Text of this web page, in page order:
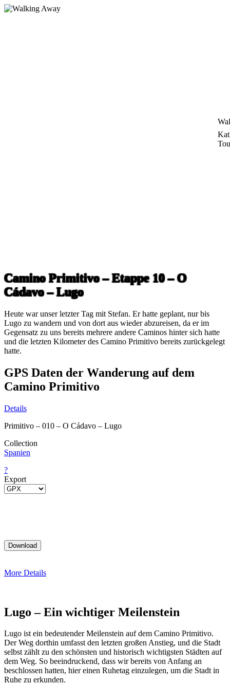
Zum
Camino Primitivo – Etappe 10 – O
Cádavo – Lugo
Heute war unser letzter Tag mit Stefan. Er hatte geplant, nur bis
Lugo zu wandern und von dort aus wieder abzureisen, da er im
Gegensatz zu uns bereits mehrere andere Caminos hinter sich hatte
und die letzten Kilometer des Camino Primitivo bereits zurückgelegt
hatte.
GPS Daten der Wanderung auf dem
Camino Primitivo
Details
Primitivo – 010 – O Cádavo – Lugo
Collection
Spanien
?
Export
More Details
Lugo – Ein wichtiger Meilenstein
Lugo ist ein bedeutender Meilenstein auf dem Camino Primitivo.
Der Weg dorthin umfasst den letzten großen Anstieg, und die Stadt
selbst zählt zu den schönsten und historisch wichtigsten Städten auf
dem Weg. So beeindruckend, dass wir bereits von Anfang an
beschlossen hatten, hier einen Ruhetag einzulegen, um die Stadt in
Ruhe zu erkunden.